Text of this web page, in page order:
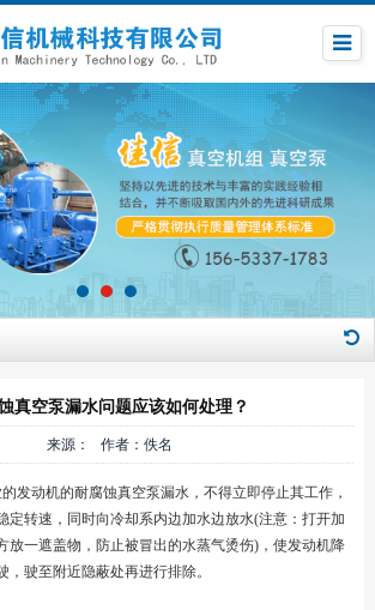
真空泵漏水问题应该如何处理？
来源： 作者：佚名
发动机的耐腐蚀真空泵漏水，不得立即停止其工作，
定转速，同时向冷却系内边加水边放水(注意：打开加
放一遮盖物，防止被冒出的水蒸气烫伤)，使发动机降
，驶至附近隐蔽处再进行排除。